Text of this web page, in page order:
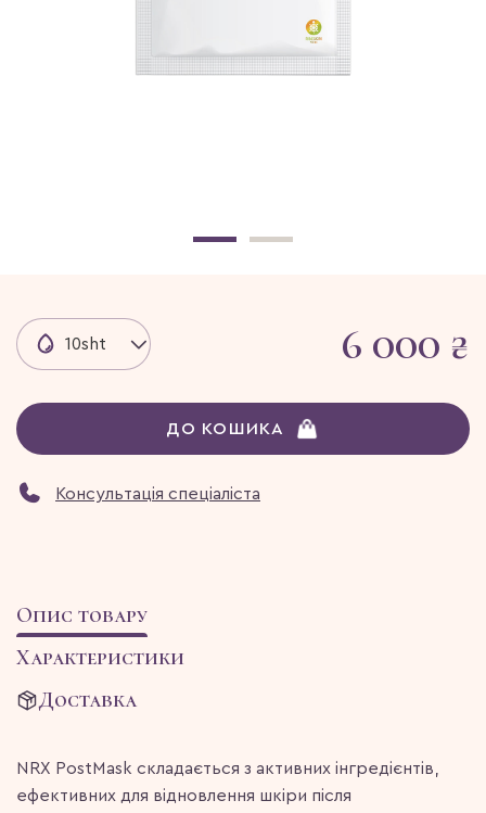
10sht 6 000 ₴
ДО КОШИКА
Консультація спеціаліста
Опис товару
Характеристики
Доставка
NRX PostMask складається з активних інгредієнтів,
ефективних для відновлення шкіри після